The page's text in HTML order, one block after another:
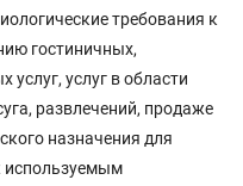
требования к
гостиничных,
услуг в области
развлечений, продаже
назначения для
используемым